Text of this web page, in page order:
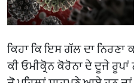
ਕਿਹਾ ਕਿ ਇਸ ਗੱਲ ਦਾ ਨਿਰਣਾ
ਕੀ ਓਮੀਕ੍ਰੋਨ ਕੋਰੋਨਾ ਦੇ ਦੂਜੇ